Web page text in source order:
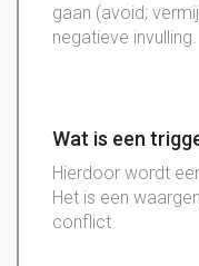
gaan (avoid;
negatieve invulling.
Wat is een
Hierdoor wordt
Het is een
conflict